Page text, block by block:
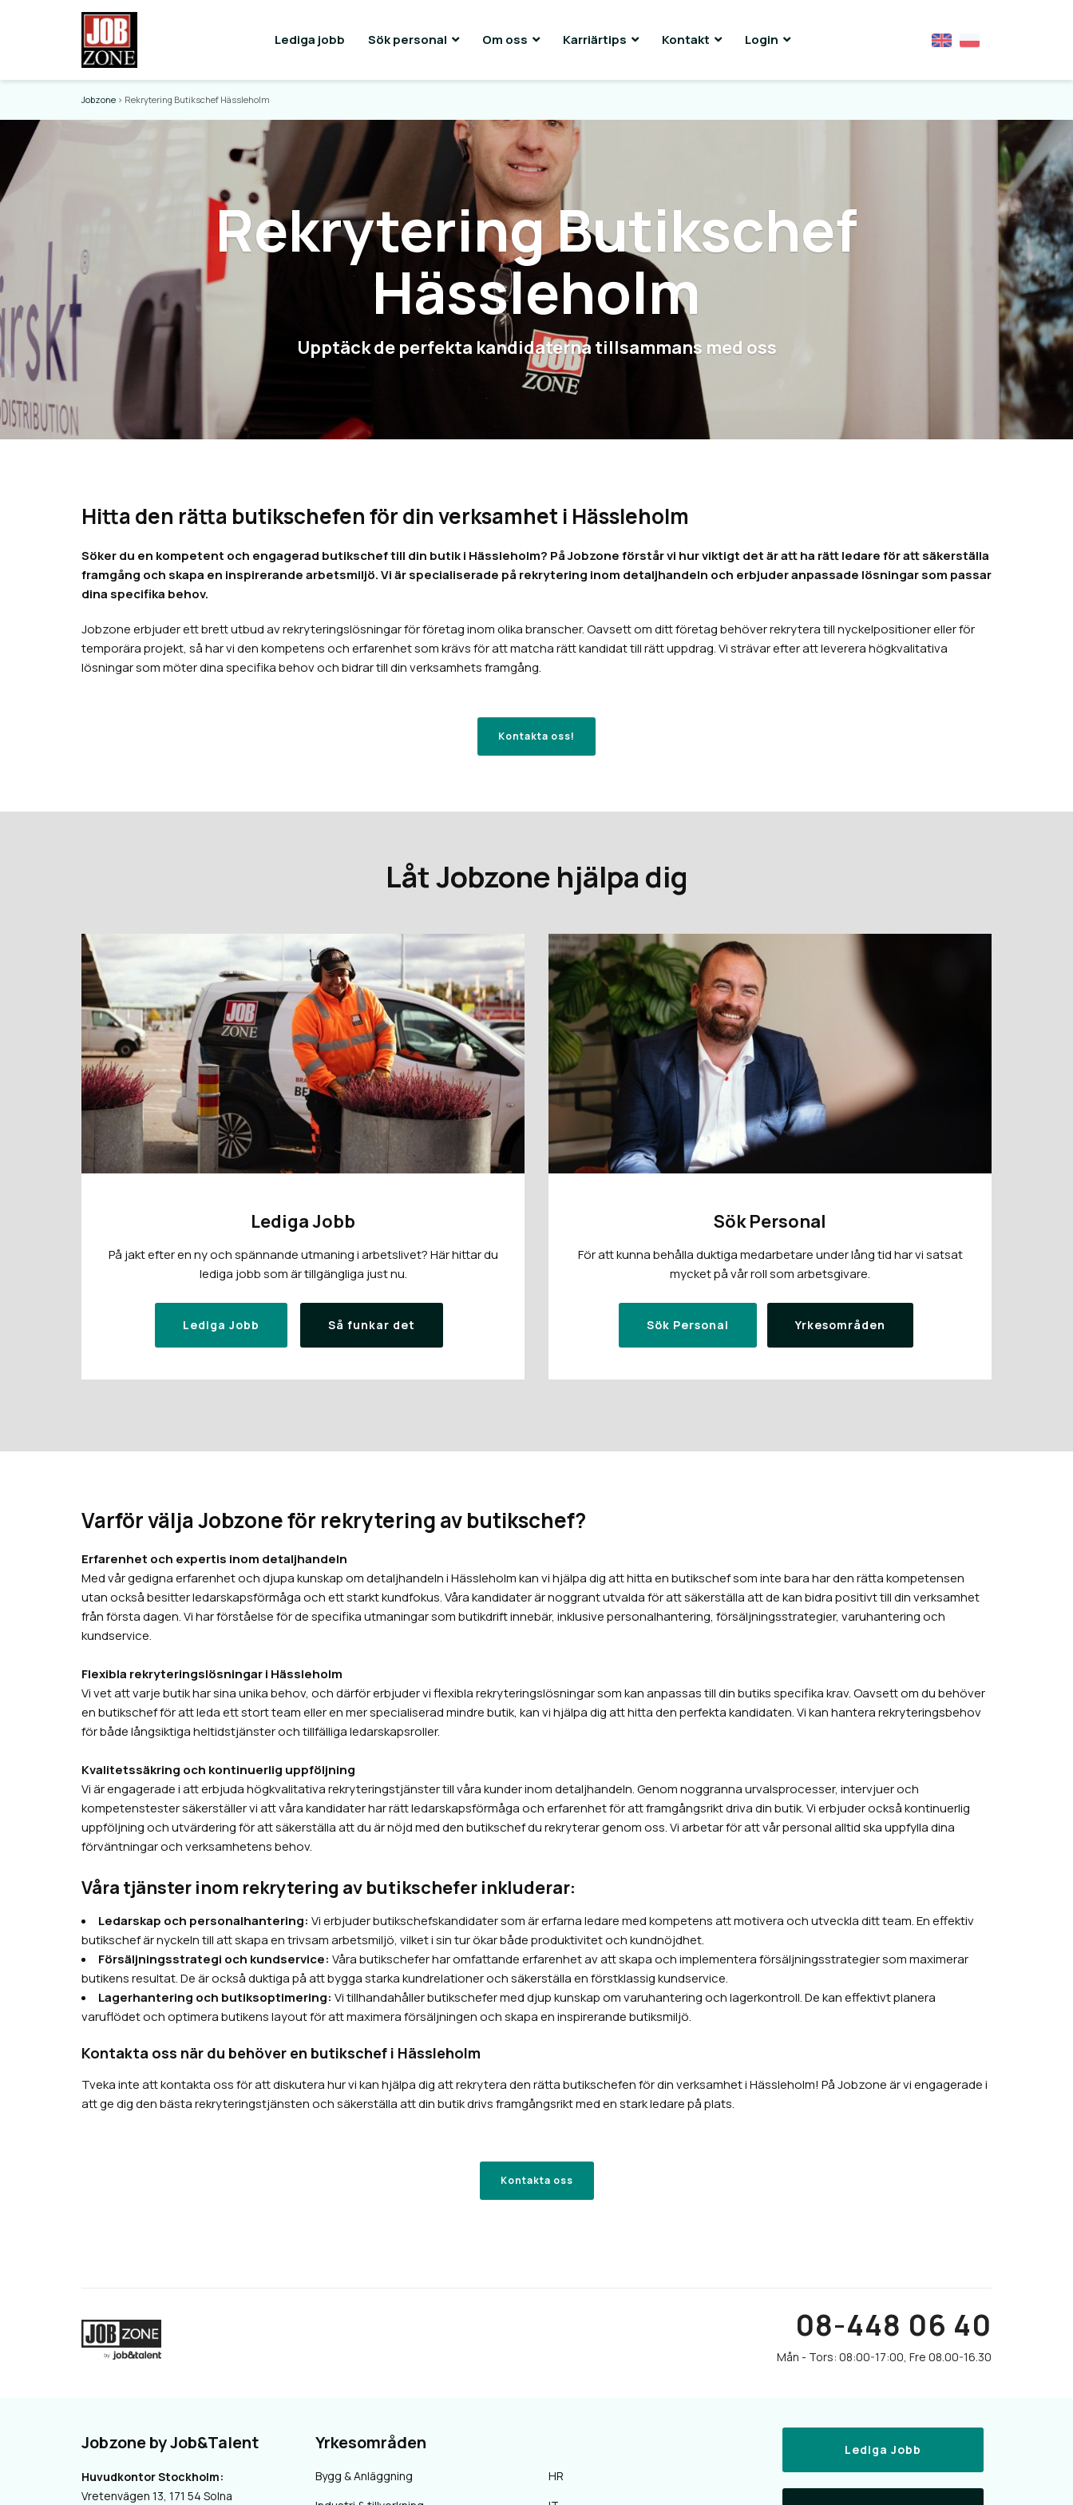
Lediga jobb Sök personal Om oss Karriärtips Kontakt Login
Jobzone > Rekrytering Butikschef Hässleholm
Rekrytering Butikschef
Hässleholm
Upptäck de perfekta kandidaterna tillsammans med oss
Hitta den rätta butikschefen för din verksamhet i Hässleholm
Söker du en kompetent och engagerad butikschef till din butik i Hässleholm? På Jobzone förstår vi hur viktigt det är att ha rätt ledare för att säkerställa
framgång och skapa en inspirerande arbetsmiljö. Vi är specialiserade på rekrytering inom detaljhandeln och erbjuder anpassade lösningar som passar
dina specifika behov.
Jobzone erbjuder ett brett utbud av rekryteringslösningar för företag inom olika branscher. Oavsett om ditt företag behöver rekrytera till nyckelpositioner eller för
temporära projekt, så har vi den kompetens och erfarenhet som krävs för att matcha rätt kandidat till rätt uppdrag. Vi strävar efter att leverera högkvalitativa
lösningar som möter dina specifika behov och bidrar till din verksamhets framgång.
Kontakta oss!
Låt Jobzone hjälpa dig
Lediga Jobb
På jakt efter en ny och spännande utmaning i arbetslivet? Här hittar du
lediga jobb som är tillgängliga just nu.
Lediga Jobb Så funkar det
Sök Personal
För att kunna behålla duktiga medarbetare under lång tid har vi satsat
mycket på vår roll som arbetsgivare.
Sök Personal Yrkesområden
Varför välja Jobzone för rekrytering av butikschef?
Erfarenhet och expertis inom detaljhandeln
Med vår gedigna erfarenhet och djupa kunskap om detaljhandeln i Hässleholm kan vi hjälpa dig att hitta en butikschef som inte bara har den rätta kompetensen
utan också besitter ledarskapsförmåga och ett starkt kundfokus. Våra kandidater är noggrant utvalda för att säkerställa att de kan bidra positivt till din verksamhet
från första dagen. Vi har förståelse för de specifika utmaningar som butikdrift innebär, inklusive personalhantering, försäljningsstrategier, varuhantering och
kundservice.
Flexibla rekryteringslösningar i Hässleholm
Vi vet att varje butik har sina unika behov, och därför erbjuder vi flexibla rekryteringslösningar som kan anpassas till din butiks specifika krav. Oavsett om du behöver
en butikschef för att leda ett stort team eller en mer specialiserad mindre butik, kan vi hjälpa dig att hitta den perfekta kandidaten. Vi kan hantera rekryteringsbehov
för både långsiktiga heltidstjänster och tillfälliga ledarskapsroller.
Kvalitetssäkring och kontinuerlig uppföljning
Vi är engagerade i att erbjuda högkvalitativa rekryteringstjänster till våra kunder inom detaljhandeln. Genom noggranna urvalsprocesser, intervjuer och
kompetenstester säkerställer vi att våra kandidater har rätt ledarskapsförmåga och erfarenhet för att framgångsrikt driva din butik. Vi erbjuder också kontinuerlig
uppföljning och utvärdering för att säkerställa att du är nöjd med den butikschef du rekryterar genom oss. Vi arbetar för att vår personal alltid ska uppfylla dina
förväntningar och verksamhetens behov.
Våra tjänster inom rekrytering av butikschefer inkluderar:
Ledarskap och personalhantering: Vi erbjuder butikschefskandidater som är erfarna ledare med kompetens att motivera och utveckla ditt team. En effektiv
butikschef är nyckeln till att skapa en trivsam arbetsmiljö, vilket i sin tur ökar både produktivitet och kundnöjdhet.
Försäljningsstrategi och kundservice: Våra butikschefer har omfattande erfarenhet av att skapa och implementera försäljningsstrategier som maximerar
butikens resultat. De är också duktiga på att bygga starka kundrelationer och säkerställa en förstklassig kundservice.
Lagerhantering och butiksoptimering: Vi tillhandahåller butikschefer med djup kunskap om varuhantering och lagerkontroll. De kan effektivt planera
varuflödet och optimera butikens layout för att maximera försäljningen och skapa en inspirerande butiksmiljö.
Kontakta oss när du behöver en butikschef i Hässleholm
Tveka inte att kontakta oss för att diskutera hur vi kan hjälpa dig att rekrytera den rätta butikschefen för din verksamhet i Hässleholm! På Jobzone är vi engagerade i
att ge dig den bästa rekryteringstjänsten och säkerställa att din butik drivs framgångsrikt med en stark ledare på plats.
Kontakta oss
08-448 06 40
Jobzone by Job&Talent
Huvudkontor Stockholm:
Vretenvägen 13, 171 54 Solna
Yrkesområden
Bygg & Anläggning
HR
Lediga Jobb